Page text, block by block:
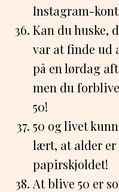
Instagram-
Kan du huske,
var at finde ud
på en lørdag
men du
50!
50 og livet
lært, at alder er
papirskjoldet!
At blive 50 er